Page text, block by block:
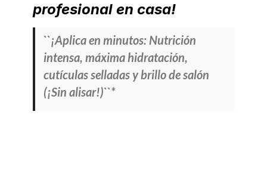
profesional en casa!
``¡Aplica en minutos: Nutrición
intensa, máxima hidratación,
cutículas selladas y brillo de salón
(¡Sin alisar!)``*